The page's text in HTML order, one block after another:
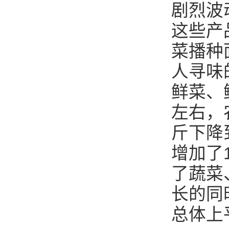
剧烈波
这些产
菜播种
人寻
鲜菜、
左右，
斤下
增加了
了蔬
长的同
总体上